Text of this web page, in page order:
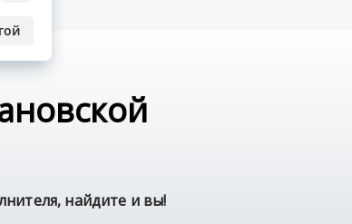
найдите и вы!